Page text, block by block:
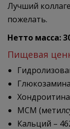
Лучший
пожелать.
Нетто масса:
Пищевая
МСМ
Кальций –